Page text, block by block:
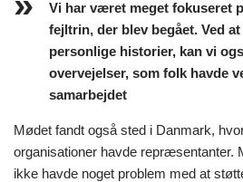
Vi har været meget fokuseret
fejltrin, der blev begået. Ved
personlige historier, kan vi
overvejelser, som folk havde
samarbejdet
Mødet fandt også sted i Danmark,
organisationer havde repræsentanter.
ikke havde noget problem med at